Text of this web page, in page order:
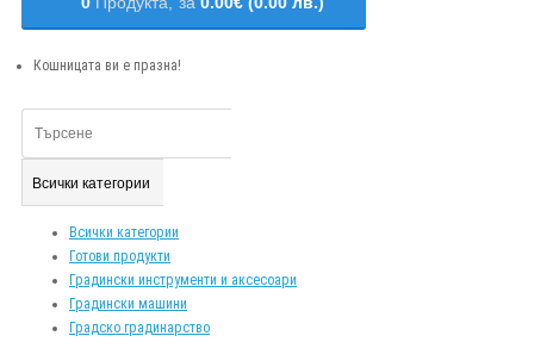
Кошницата ви е празна!
Всички категории
Всички категории
Готови продукти
Градински инструменти и аксесоари
Градински машини
Градско градинарство